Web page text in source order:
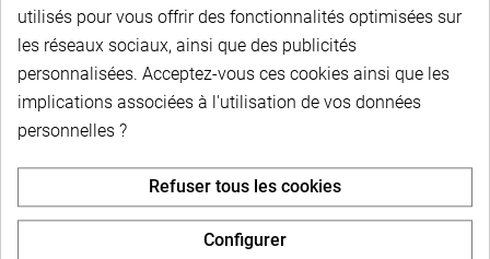
PAIEMENT SÉCURISÉ
utilisés pour vous offrir des fonctionnalités optimisées sur
les réseaux sociaux, ainsi que des publicités
personnalisées. Acceptez-vous ces cookies ainsi que les
implications associées à l'utilisation de vos données
personnelles ?
Refuser tous les cookies
Configurer